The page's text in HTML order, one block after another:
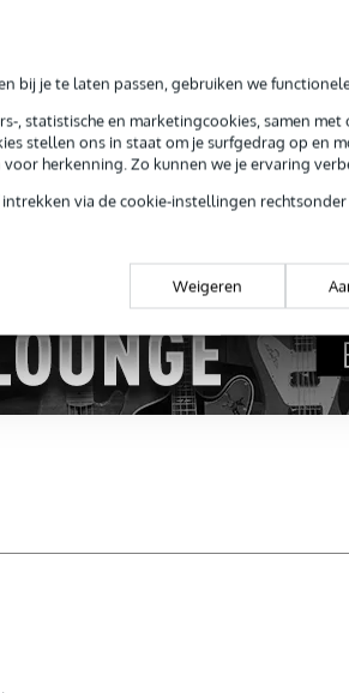
bij je te laten passen, gebruiken we
, statistische en marketingcookies, samen met
stellen ons in staat om je surfgedrag op en
voor herkenning. Zo kunnen we je ervaring
via de cookie-instellingen
Weigeren
Productinformatie
3 jaar Bax Music garantie
Laagste-prijs-garantie